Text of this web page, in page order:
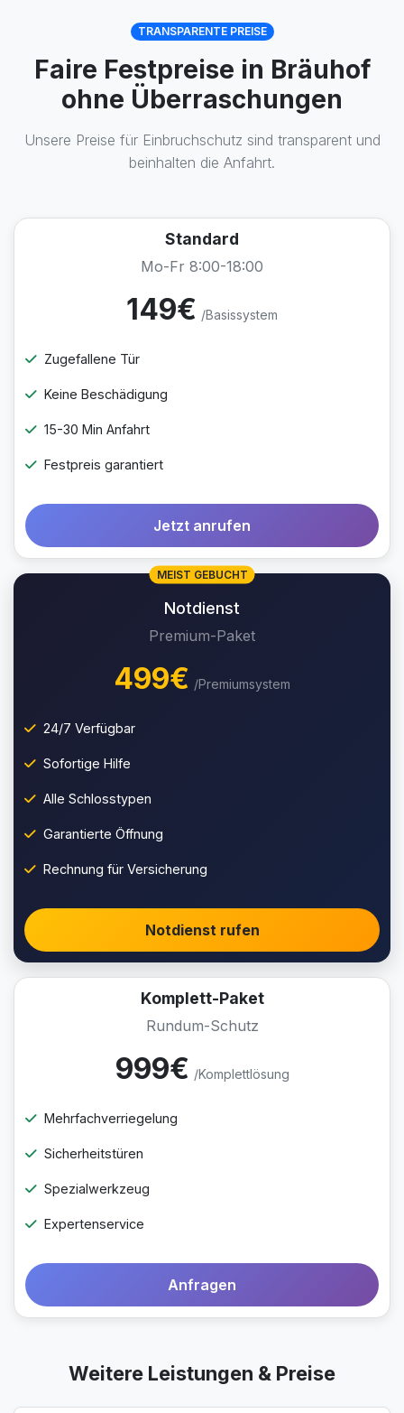
TRANSPARENTE PREISE
Faire Festpreise in Bräuhof
ohne Überraschungen
Unsere Preise für Einbruchschutz sind transparent und
beinhalten die Anfahrt.
Standard
Mo-Fr 8:00-18:00
149€ /Basissystem
Zugefallene Tür
Keine Beschädigung
15-30 Min Anfahrt
Festpreis garantiert
Jetzt anrufen
MEIST GEBUCHT
Notdienst
Premium-Paket
499€ /Premiumsystem
24/7 Verfügbar
Sofortige Hilfe
Alle Schlosstypen
Garantierte Öffnung
Rechnung für Versicherung
Notdienst rufen
Komplett-Paket
Rundum-Schutz
999€ /Komplettlösung
Mehrfachverriegelung
Sicherheitstüren
Spezialwerkzeug
Expertenservice
Anfragen
Weitere Leistungen & Preise